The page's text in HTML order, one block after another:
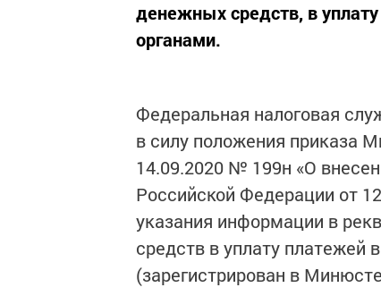
денежных средств, в
органами.
Федеральная налоговая
в силу положения приказа
14.09.2020 № 199н «О
Российской Федерации от
указания информации в
средств в уплату
(зарегистрирован в